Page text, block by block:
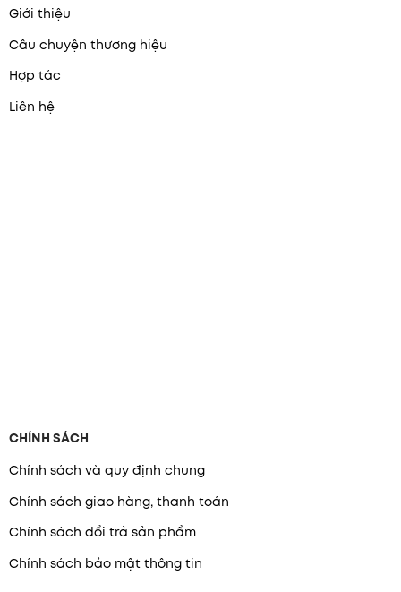
Giới thiệu
Câu chuyện thương hiệu
Hợp tác
Liên hệ
CHÍNH SÁCH
Chính sách và quy định chung
Chính sách giao hàng, thanh toán
Chính sách đổi trả sản phẩm
Chính sách bảo mật thông tin